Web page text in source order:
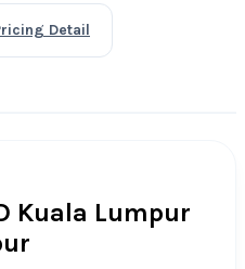
Detail
Kuala Lumpur